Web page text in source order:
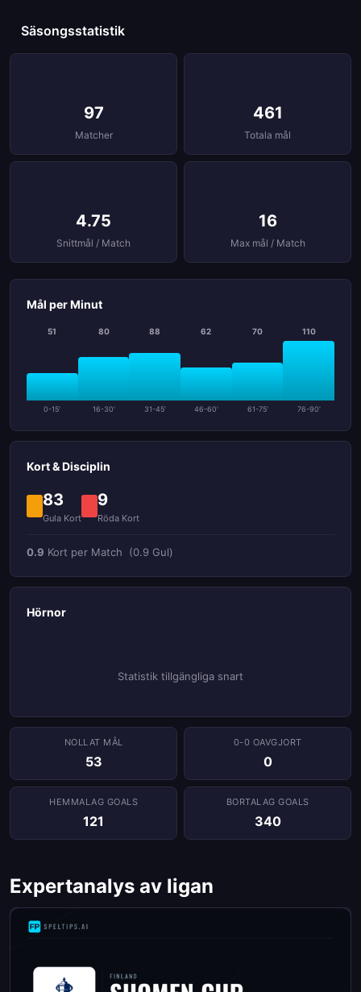
Säsongsstatistik
97
Matcher
461
Totala mål
4.75
Snittmål / Match
16
Max mål / Match
Mål per Minut
51
0-15'
80
16-30'
88
31-45'
62
46-60'
70
61-75'
110
76-90'
Kort & Disciplin
83
Gula Kort
9
Röda Kort
0.9 Kort per Match (0.9 Gul)
Hörnor
Statistik tillgängliga snart
NOLLAT ​​MÅL
53
0-0 OAVGJORT
0
HEMMALAG GOALS
121
BORTALAG GOALS
340
Expertanalys av ligan